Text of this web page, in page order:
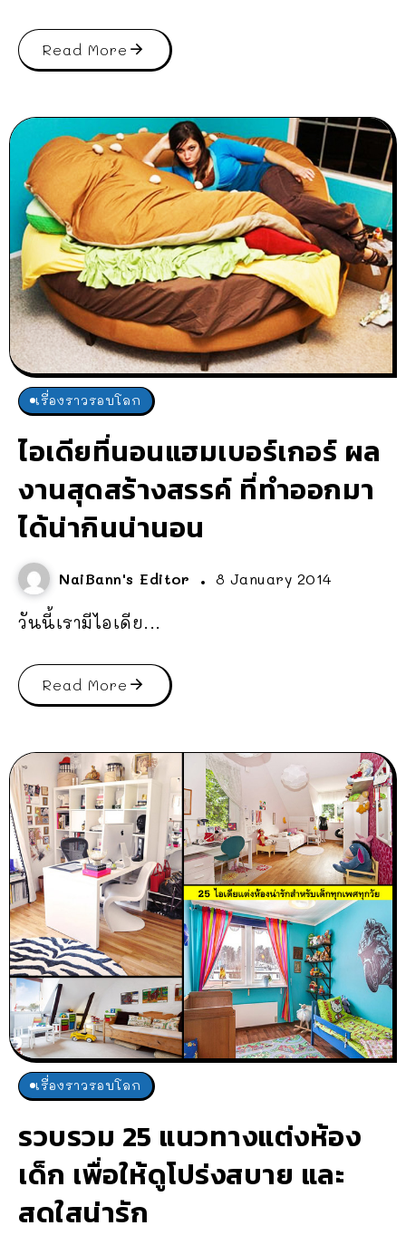
Read More
เรื่องราวรอบโลก
ไอเดียที่นอนแฮมเบอร์เกอร์ ผล
งานสุดสร้างสรรค์ ที่ทำออกมา
ได้น่ากินน่านอน
NaiBann's Editor 8 January 2014
วันนี้เรามีไอเดีย...
Read More
เรื่องราวรอบโลก
รวบรวม 25 แนวทางแต่งห้อง
เด็ก เพื่อให้ดูโปร่งสบาย และ
สดใสน่ารัก